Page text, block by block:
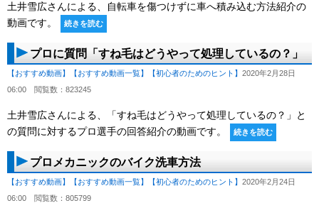
土井雪広さんによる、自転車を傷つけずに車へ積み込む方法紹介の
動画です。
続きを読む
プロに質問「すね毛はどうやって処理しているの？」
【おすすめ動画】 【おすすめ動画一覧】 【初心者のためのヒント】 2020年2月28日
06:00 閲覧数：823245
土井雪広さんによる、「すね毛はどうやって処理しているの？」と
の質問に対するプロ選手の回答紹介の動画です。
続きを読む
プロメカニックのバイク洗車方法
【おすすめ動画】 【おすすめ動画一覧】 【初心者のためのヒント】 2020年2月24日
06:00 閲覧数：805799